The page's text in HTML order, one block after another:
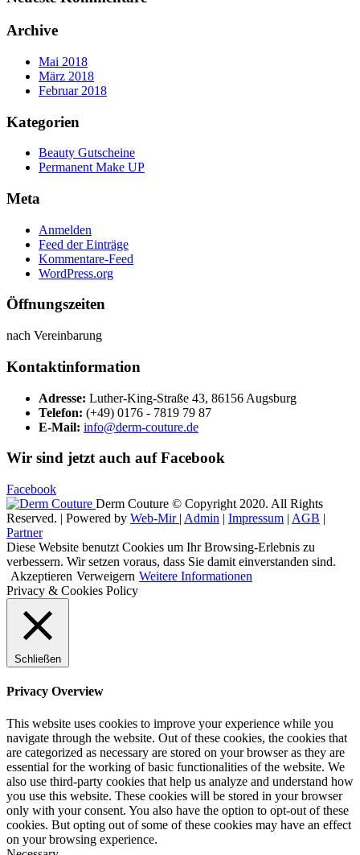
Archive
Mai 2018
März 2018
Februar 2018
Kategorien
Beauty Gutscheine
Permanent Make UP
Meta
Anmelden
Feed der Einträge
Kommentare-Feed
WordPress.org
Öffnungszeiten
nach Vereinbarung
Kontaktinformation
Adresse: Luther-King-Straße 43, 86156 Augsburg
Telefon: (+49) 0176 - 7819 79 87
E-Mail: info@derm-couture.de
Wir sind jetzt auch auf Facebook
Facebook
Derm Couture © Copyright 2020. All Rights
Reserved. | Powered by Web-Mir | Admin | Impressum | AGB |
Partner
Diese Website benutzt Cookies um Ihr Browsing-Erlebnis zu
verbessern. Wir setzen voraus, dass Sie damit einverstanden sind.
Akzeptieren Verweigern Weitere Informationen
Privacy & Cookies Policy
Schließen
Privacy Overview
This website uses cookies to improve your experience while you
navigate through the website. Out of these cookies, the cookies that
are categorized as necessary are stored on your browser as they are
essential for the working of basic functionalities of the website. We
also use third-party cookies that help us analyze and understand how
you use this website. These cookies will be stored in your browser
only with your consent. You also have the option to opt-out of these
cookies. But opting out of some of these cookies may have an effect
on your browsing experience.